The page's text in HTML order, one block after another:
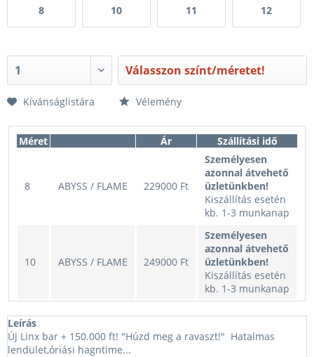
8 10 11 12
Válasszon színt/méretet!
Kívánságlistára Vélemény
Méret Ár Szállítási idő
8 ABYSS / FLAME 229000 Ft
Személyesen
azonnal átvehető
üzletünkben!
Kiszállítás esetén
kb. 1-3 munkanap
10 ABYSS / FLAME 249000 Ft
Személyesen
azonnal átvehető
üzletünkben!
Kiszállítás esetén
kb. 1-3 munkanap
11 ABYSS / FLAME 279000 Ft
üzletünkben!
Leírás
Új Linx bar + 150.000 ft! "Húzd meg a ravaszt!" Hatalmas
lendület,óriási hagntime...